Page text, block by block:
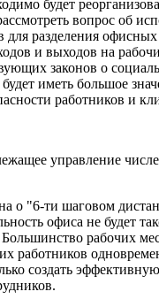
будет
вопрос об
для разделения
и выходов на
законов о
иметь большое
работников и
управление
о "6-ти шаговом
офиса не будет
рабочих
работников
создать